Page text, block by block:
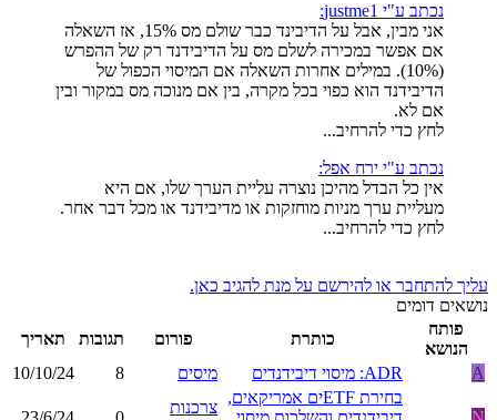
נכתב ע"י justme1:
אני מבין, אבל על הדיבינד כבר שולם מס 15%, אז השאלה
אם אפשר במכירה לשלם מס על הדיבידנד רק של ההפרש
(10%). במילים אחרות השאלה אם המיסוי הכפול של
הדיבידנד הוא כפוי בכל מקרה, בין אם מנוכה מס במקור ובין
אם לא.
לחץ כדי להרחיב...
נכתב ע"י ירח אפל:
אין כל הבדל מהיכן נוצרה עליית הערך שלו, אם היא
מעליית ערך מניות מוחזקות או מדיבידנד או מכל דבר אחר.
לחץ כדי להרחיב...
עליך להתחבר או להירשם על מנת להגיב כאן.
נושאים דומים
פותח
הנושא
כותרת פורום תגובות
תאריך
A
ADR: מיסוי דיבידנדים מיסים 8
10/10/24
בחירת ETFים אמריקאים,
צרכנות